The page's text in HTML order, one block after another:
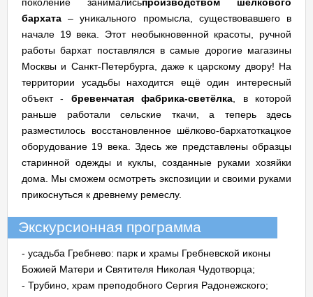
бархата – уникального промысла, существовавшего в
начале 19 века. Этот необыкновенной красоты, ручной
работы бархат поставлялся в самые дорогие магазины
Москвы и Санкт-Петербурга, даже к царскому двору! На
территории усадьбы находится ещё один интересный
объект - бревенчатая фабрика-светёлка , в которой
раньше работали сельские ткачи, а теперь здесь
разместилось восстановленное шёлково-бархатоткацкое
оборудование 19 века. Здесь же представлены образцы
старинной одежды и куклы, созданные руками хозяйки
дома. Мы сможем осмотреть экспозиции и своими руками
прикоснуться к древнему ремеслу.
Экскурсионная программа
- усадьба Гребнево: парк и храмы Гребневской иконы
Божией Матери и Святителя Николая Чудотворца;
- Трубино, храм преподобного Сергия Радонежского;